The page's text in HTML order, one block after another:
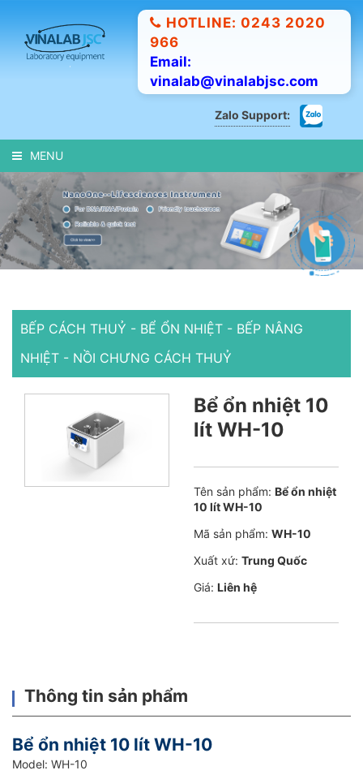
HOTLINE: 0243 2020
966
Email:
vinalab@vinalabjsc.com
Zalo Support:
MENU
BẾP CÁCH THUỶ - BỂ ỔN NHIỆT - BẾP NÂNG
NHIỆT - NỒI CHƯNG CÁCH THUỶ
Bể ổn nhiệt 10
lít WH-10
Tên sản phẩm: Bể ổn nhiệt
10 lít WH-10
Mã sản phẩm: WH-10
Xuất xứ: Trung Quốc
Giá: Liên hệ
Thông tin sản phẩm
Bể ổn nhiệt 10 lít WH-10
Model: WH-10